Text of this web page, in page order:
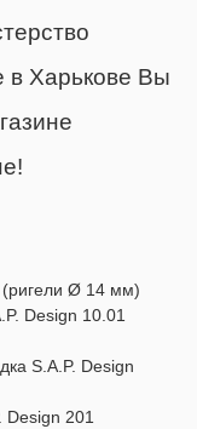
в Харькове Вы
Ø 14 мм)
Design 10.01
S.A.P. Design
Design 201